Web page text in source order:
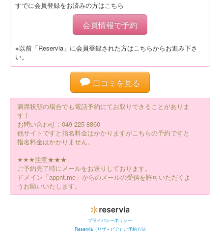
すでに会員登録をお済みの方はこちら
会員情報で予約
※以前「Reservia」に会員登録された方はこちらからお進み下さ
い。
口コミを見る
満席状態の場合でも電話予約にてお取りできることがありま
す！
お問い合わせ：049-225-8860
他サイトですと指名料金はかかりますがこちらの予約ですと
指名料金はかかりません。
★★★注意★★★
ご予約完了時にメールをお送りしております。
ドメイン「appnt.me」からのメールの受信を許可いただくよ
うお願いいたします。
プライバシーポリシー
Reservia（リザ－ビア）ご予約方法